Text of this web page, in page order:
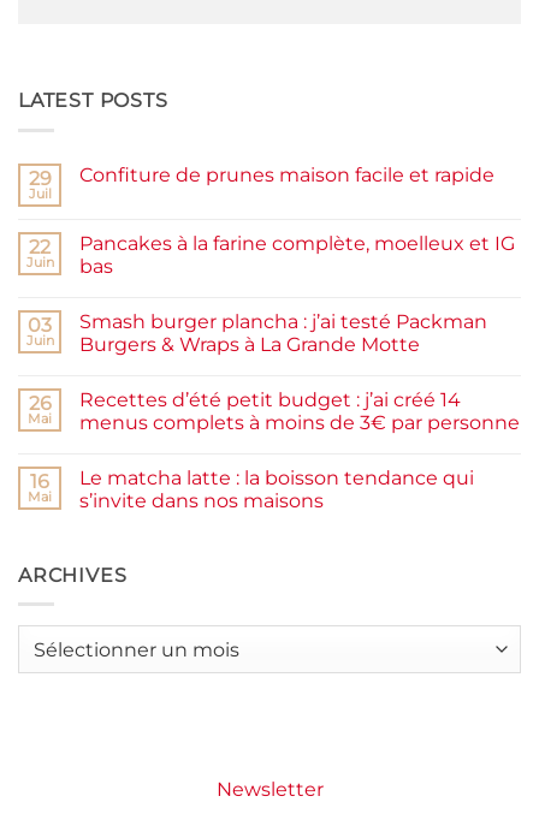
LATEST POSTS
29
Juil
Confiture de prunes maison facile et rapide
Confiture
de
prunes
et
rapide
22
Juin
Pancakes à la farine complète, moelleux et IG
bas
sur
Pancakes
à
complète,
et
03
Juin
Smash burger plancha : j’ai testé Packman
Burgers & Wraps à La Grande Motte
sur
burger
testé
Packman
Burgers &
Grande
Motte
26
Mai
Recettes d’été petit budget : j’ai créé 14
menus complets à moins de 3€ par personne
sur
Recettes
d’été
j’ai
créé
à
16
Mai
Le matcha latte : la boisson tendance qui
s’invite dans nos maisons
Le
matcha
boisson
ARCHIVES
Archives
Newsletter